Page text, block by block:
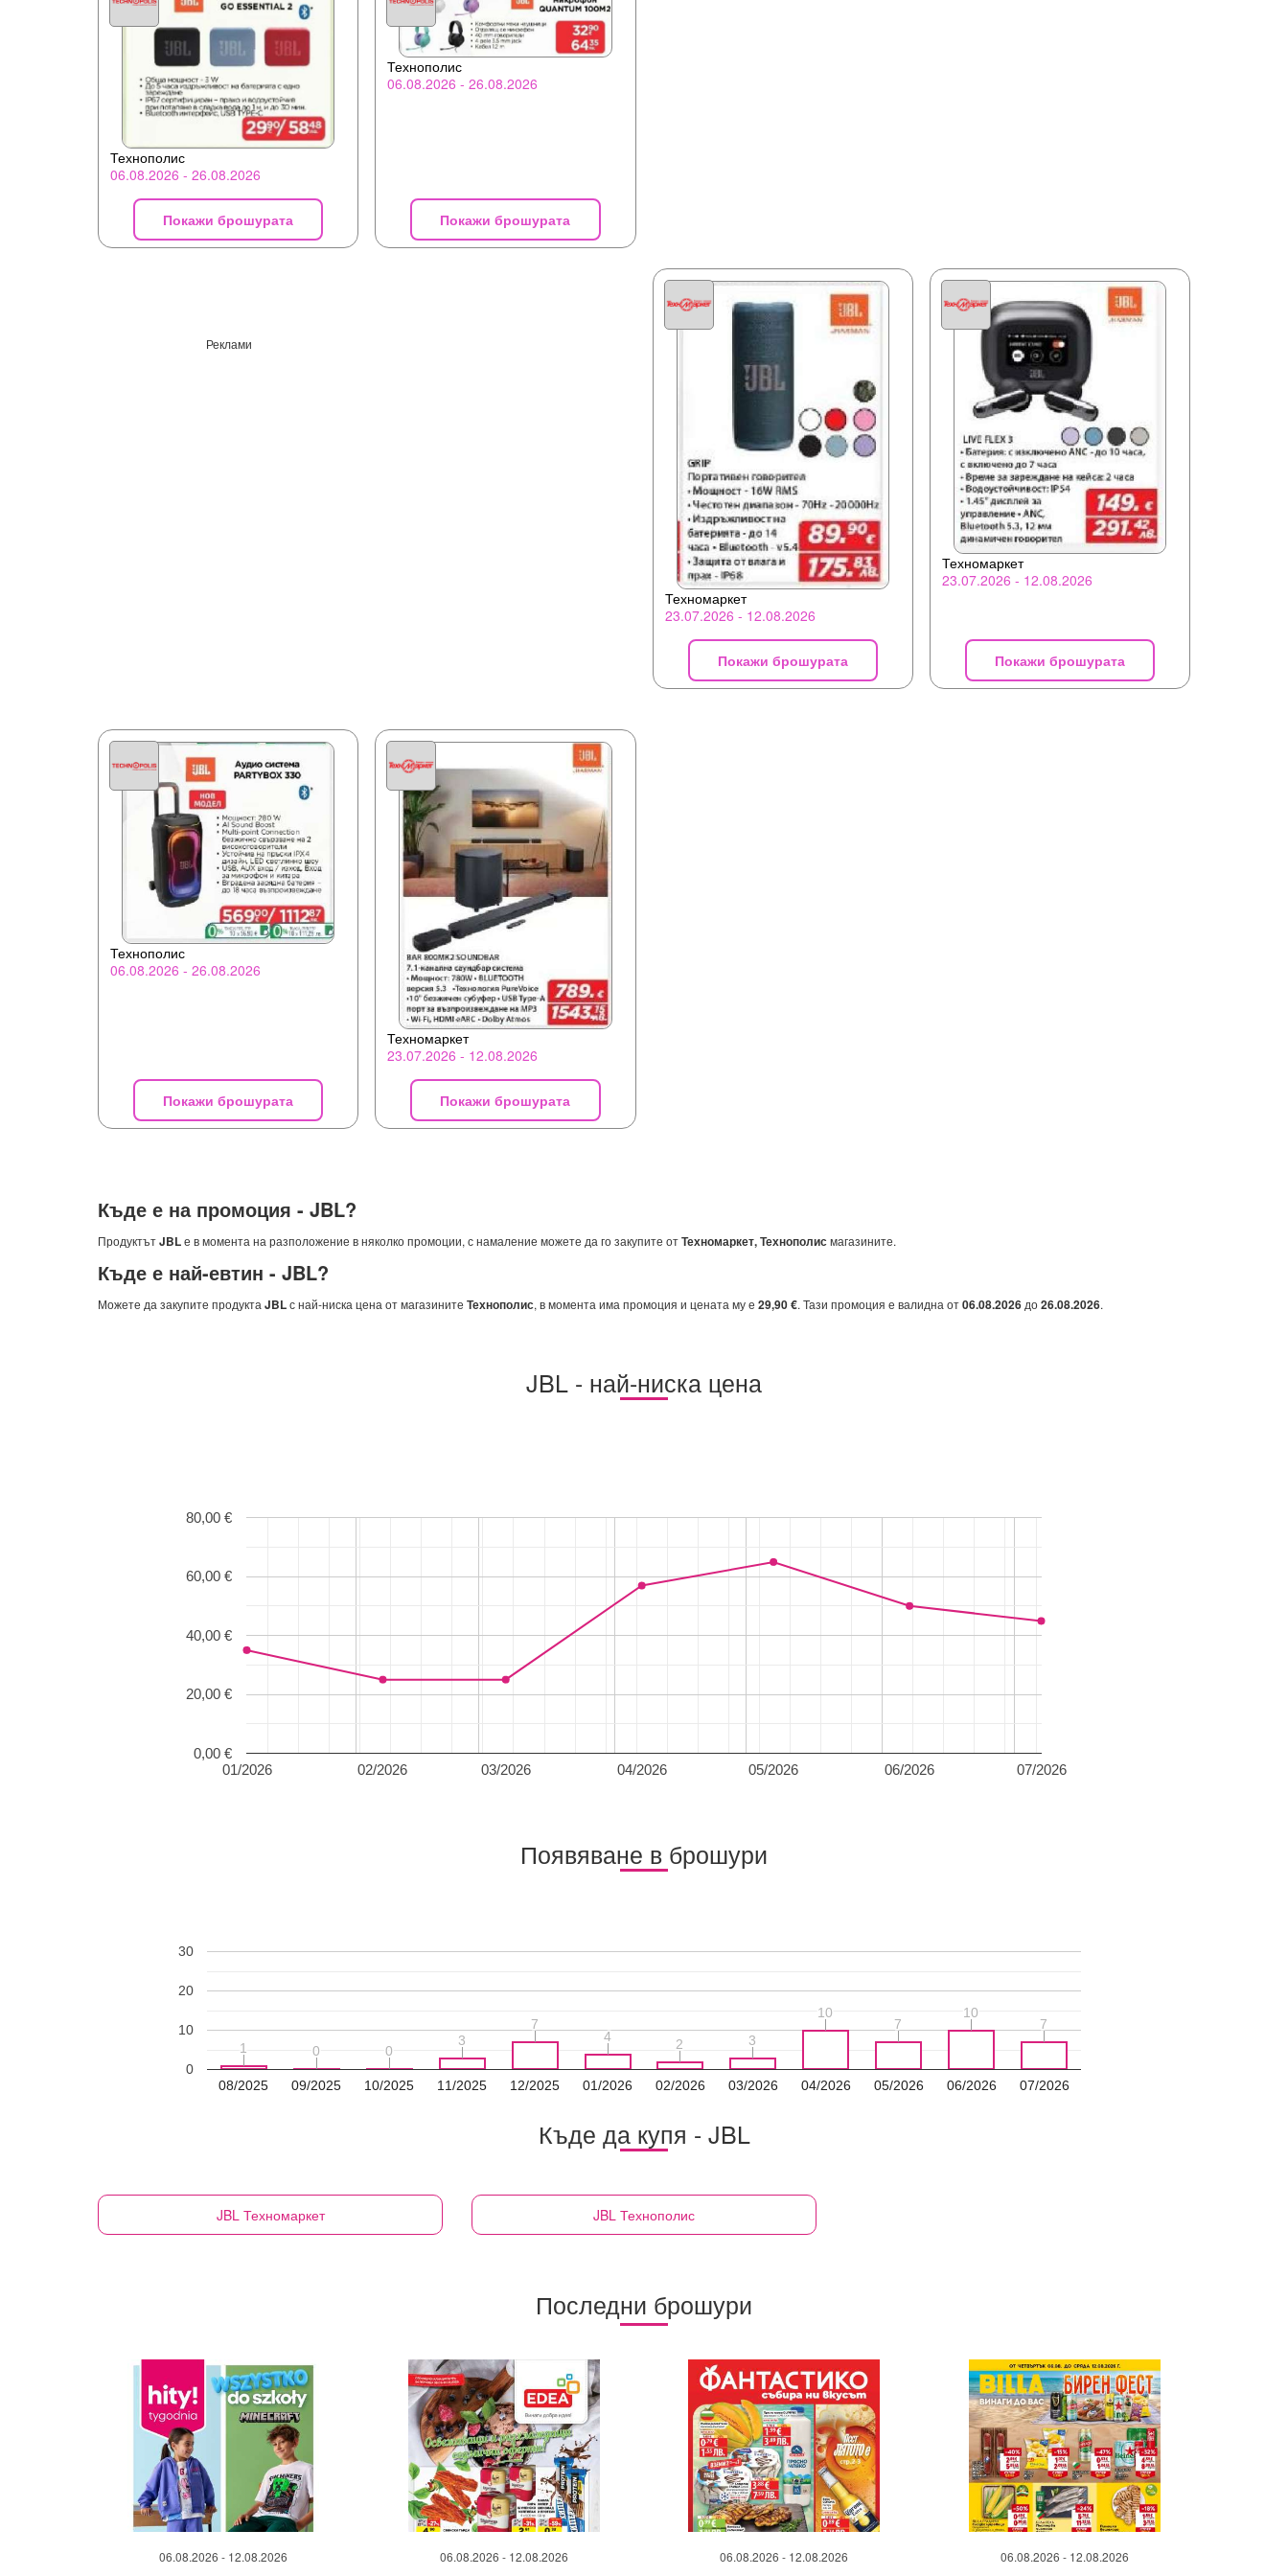
Технополис
06.08.2026 - 26.08.2026
Покажи брошурата
Технополис
06.08.2026 - 26.08.2026
Покажи брошурата
Реклами
Техномаркет
23.07.2026 - 12.08.2026
Покажи брошурата
Техномаркет
23.07.2026 - 12.08.2026
Покажи брошурата
Технополис
06.08.2026 - 26.08.2026
Покажи брошурата
Техномаркет
23.07.2026 - 12.08.2026
Покажи брошурата
Къде е на промоция - JBL?
ПродуктътJBLе в момента на разположение в няколко промоции, с намаление можете да го закупите отТехномаркет, Технополисмагазините.
Къде е най-евтин - JBL?
Можете да закупите продукта JBLс най-ниска цена от магазините Технополис, в момента има промоция и цената му е 29,90 €. Тази промоция е валидна от06.08.2026 до26.08.2026.
JBL - най-ниска цена
01/2026 02/2026 03/2026 04/2026 05/2026 06/2026 07/2026
0,00 €
20,00 €
40,00 €
60,00 €
80,00 €
Появяване в брошури
08/2025 09/2025 10/2025 11/2025 12/2025 01/2026 02/2026 03/2026 04/2026 05/2026 06/2026 07/2026
0
10
20
30
1
1 0
0 0
0
3
3
7
7
4
4 2
2 3
3
10
10
7
7
10
10
7
7
Къде да купя - JBL
JBL Техномаркет JBL Технополис
Последни брошури
06.08.2026 - 12.08.2026 06.08.2026 - 12.08.2026 06.08.2026 - 12.08.2026 06.08.2026 - 12.08.2026